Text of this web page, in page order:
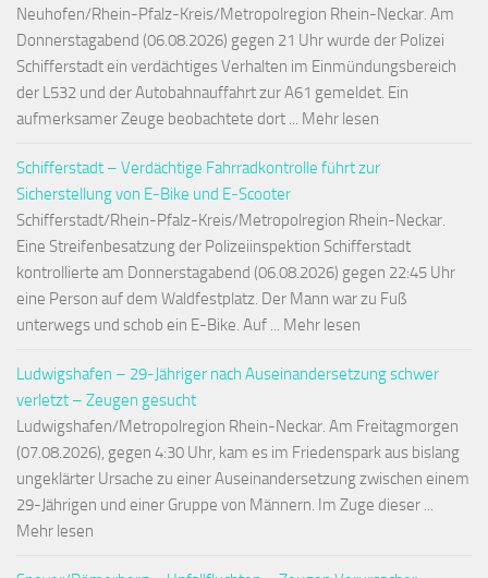
Neuhofen/Rhein-Pfalz-Kreis/Metropolregion Rhein-Neckar. Am
Donnerstagabend (06.08.2026) gegen 21 Uhr wurde der Polizei
Schifferstadt ein verdächtiges Verhalten im Einmündungsbereich
der L532 und der Autobahnauffahrt zur A61 gemeldet. Ein
aufmerksamer Zeuge beobachtete dort ... Mehr lesen
Schifferstadt – Verdächtige Fahrradkontrolle führt zur
Sicherstellung von E-Bike und E-Scooter
Schifferstadt/Rhein-Pfalz-Kreis/Metropolregion Rhein-Neckar.
Eine Streifenbesatzung der Polizeiinspektion Schifferstadt
kontrollierte am Donnerstagabend (06.08.2026) gegen 22:45 Uhr
eine Person auf dem Waldfestplatz. Der Mann war zu Fuß
unterwegs und schob ein E-Bike. Auf ... Mehr lesen
Ludwigshafen – 29-Jähriger nach Auseinandersetzung schwer
verletzt – Zeugen gesucht
Ludwigshafen/Metropolregion Rhein-Neckar. Am Freitagmorgen
(07.08.2026), gegen 4:30 Uhr, kam es im Friedenspark aus bislang
ungeklärter Ursache zu einer Auseinandersetzung zwischen einem
29-Jährigen und einer Gruppe von Männern. Im Zuge dieser ...
Mehr lesen